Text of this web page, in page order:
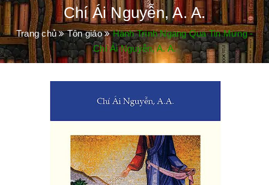
Chí Ái Nguyễn, A. A.
Trang chủ Tôn giáo
Hành Trình Ngang Qua Tin Mừng -
Chí Ái Nguyễn, A. A.